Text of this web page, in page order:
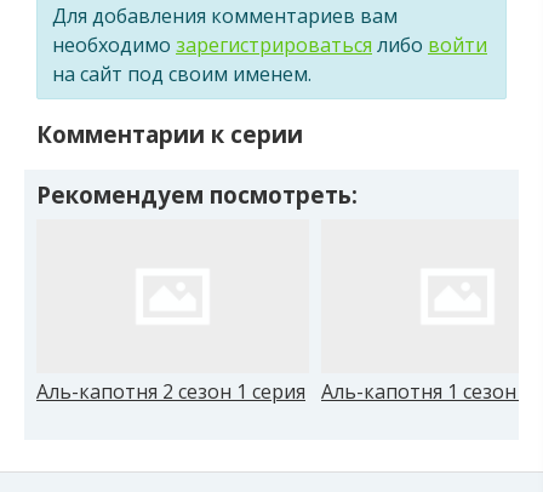
Для добавления комментариев вам
необходимо зарегистрироваться либо войти
на сайт под своим именем.
Комментарии к серии
Рекомендуем посмотреть:
Аль-капотня 2 сезон 1 серия Аль-капотня 1 сезон 7